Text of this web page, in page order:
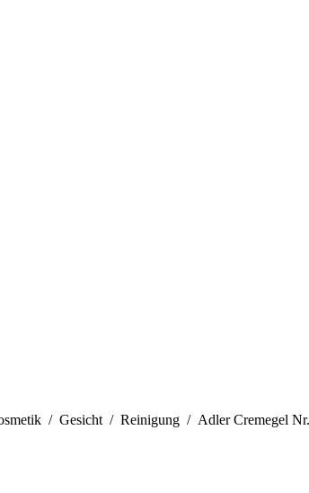
Gesicht Reinigung Adler Cremegel